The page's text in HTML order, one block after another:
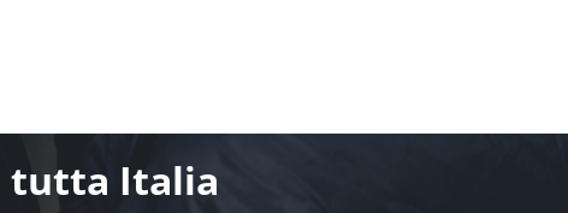
tutta Italia